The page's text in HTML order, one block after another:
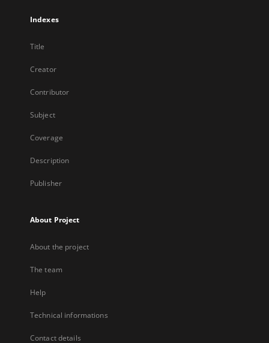
Indexes
Title
Creator
Contributor
Subject
Coverage
Description
Publisher
About Project
About the project
The team
Help
Technical informations
Contact details